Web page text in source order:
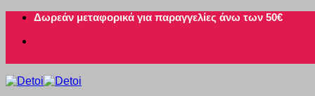
Μετάβαση
περιεχόμενο
Δωρεάν μεταφορικά για παραγγελίες άνω των 50€